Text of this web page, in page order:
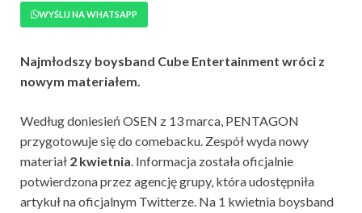
WYŚLIJ NA WHATSAPP
Najmłodszy boysband Cube Entertainment wróci z
nowym materiałem.
Według doniesień OSEN z 13 marca, PENTAGON
przygotowuje się do comebacku. Zespół wyda nowy
materiał 2 kwietnia. Informacja została oficjalnie
potwierdzona przez agencję grupy, która udostępniła
artykuł na oficjalnym Twitterze. Na 1 kwietnia boysband